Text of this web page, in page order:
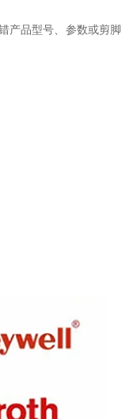
品型号、参数或剪